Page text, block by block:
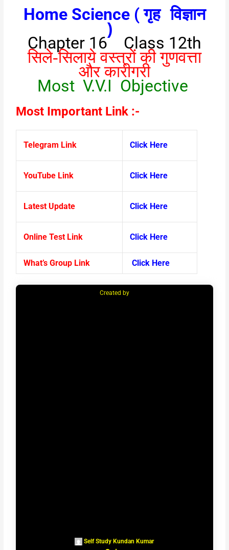
Home Science (गृह विज्ञान
)
Chapter 16 Class 12th
सिले-सिलाये वस्त्रों की गुणवत्ता
और कारीगरी
Most V.V.I Objective
Most Important Link :-
Telegram Link Click Here
YouTube Link Click Here
Latest Update Click Here
Online Test Link Click Here
What’s Group Link Click Here
Created by
Self Study Kundan Kumar